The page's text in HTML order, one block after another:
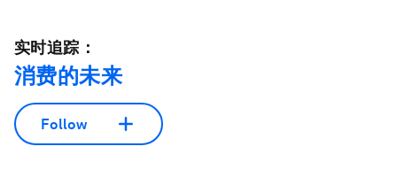
实时追踪：
消费的未来
Follow